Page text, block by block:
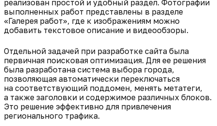
реализован простой и удобный раздел. Фотографии
выполненных работ представлены в разделе
«Галерея работ», где к изображениям можно
добавить текстовое описание и видеообзоры.
Отдельной задачей при разработке сайта была
первичная поисковая оптимизация. Для ее решения
была разработана система выбора города,
позволяющая автоматически переключаться
на соответствующий поддомен, менять метатеги,
а также заголовки и содержимое различных блоков.
Это решение эффективно для привлечения
регионального трафика.